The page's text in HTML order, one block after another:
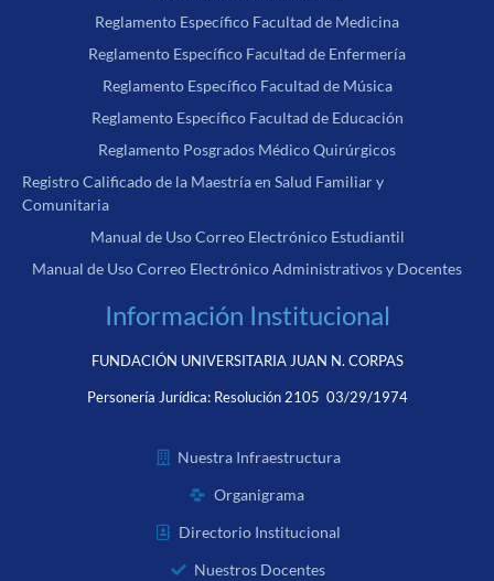
Reglamento Específico Facultad de Medicina
Reglamento Específico Facultad de Enfermería
Reglamento Específico Facultad de Música
Reglamento Específico Facultad de Educación
Reglamento Posgrados Médico Quirúrgicos
Registro Calificado de la Maestría en Salud Familiar y
Comunitaria
Manual de Uso Correo Electrónico Estudiantil
Manual de Uso Correo Electrónico Administrativos y Docentes
Información Institucional
FUNDACIÓN UNIVERSITARIA JUAN N. CORPAS
Personería Jurídica: Resolución 2105 03/29/1974
Nuestra Infraestructura
Organigrama
Directorio Institucional
Nuestros Docentes